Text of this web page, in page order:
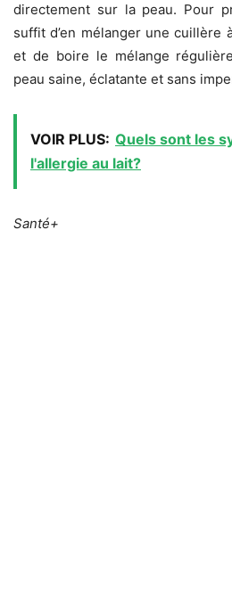
directement sur la peau. Pour
suffit d’en mélanger une cuillère
et de boire le mélange
peau saine, éclatante et sans
VOIR PLUS: Quels sont les
l'allergie au lait?
Santé+